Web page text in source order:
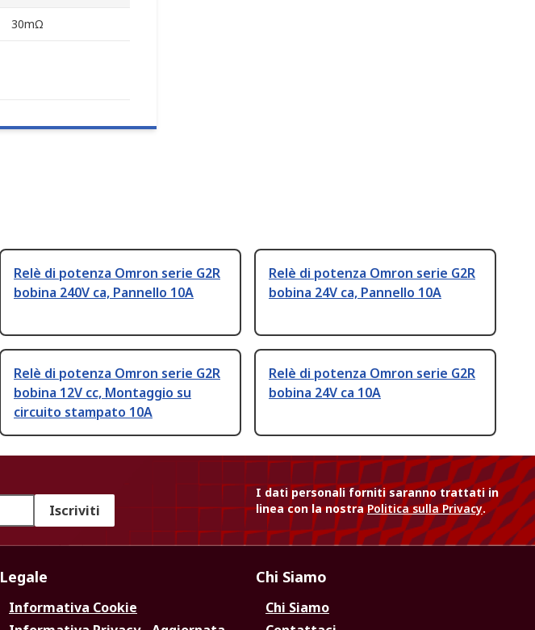
30mΩ
Relè di potenza Omron serie G2R
bobina 240V ca, Pannello 10A
Relè di potenza Omron serie G2R
bobina 24V ca, Pannello 10A
Relè di potenza Omron serie G2R
bobina 12V cc, Montaggio su
circuito stampato 10A
Relè di potenza Omron serie G2R
bobina 24V ca 10A
Iscriviti
I dati personali forniti saranno trattati in
linea con la nostraPolitica sulla Privacy.
Legale
Informativa Cookie
Chi Siamo
Chi Siamo